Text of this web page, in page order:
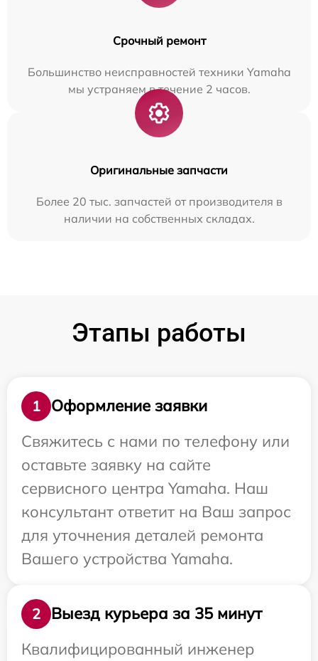
Срочный ремонт
Большинство неисправностей техники Yamaha
мы устраняем в течение 2 часов.
Оригинальные запчасти
Более 20 тыс. запчастей от производителя в
наличии на собственных складах.
Этапы работы
1
Оформление заявки
Свяжитесь с нами по телефону или
оставьте заявку на сайте
сервисного центра Yamaha. Наш
консультант ответит на Ваш запрос
для уточнения деталей ремонта
Вашего устройства Yamaha.
2
Выезд курьера за 35 минут
Квалифицированный инженер